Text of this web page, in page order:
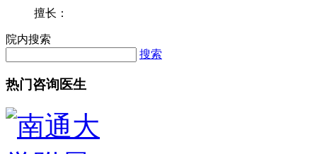
擅长：
院内搜索
搜索
热门咨询医生